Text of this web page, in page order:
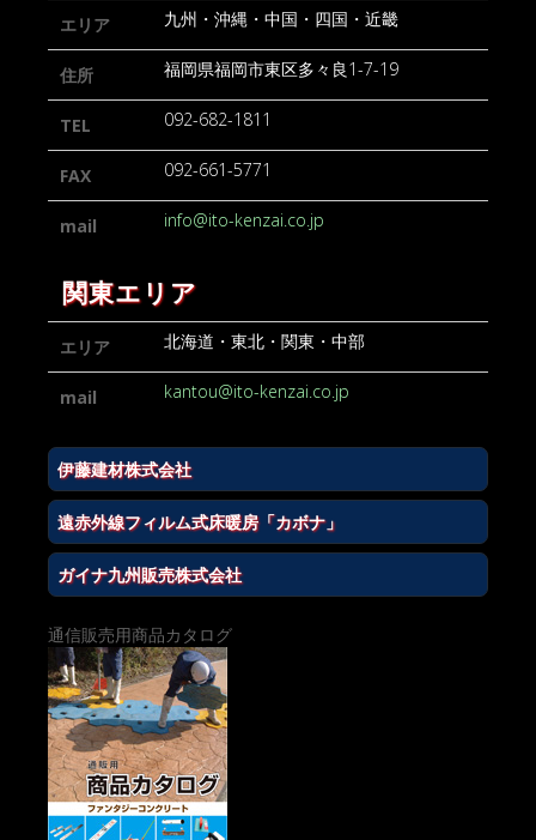
エリア 九州・沖縄・中国・四国・近畿
住所 福岡県福岡市東区多々良1-7-19
TEL 092-682-1811
FAX 092-661-5771
mail info@ito-kenzai.co.jp
関東エリア
エリア 北海道・東北・関東・中部
mail kantou@ito-kenzai.co.jp
伊藤建材株式会社
遠赤外線フィルム式床暖房「カボナ」
ガイナ九州販売株式会社
通信販売用商品カタログ